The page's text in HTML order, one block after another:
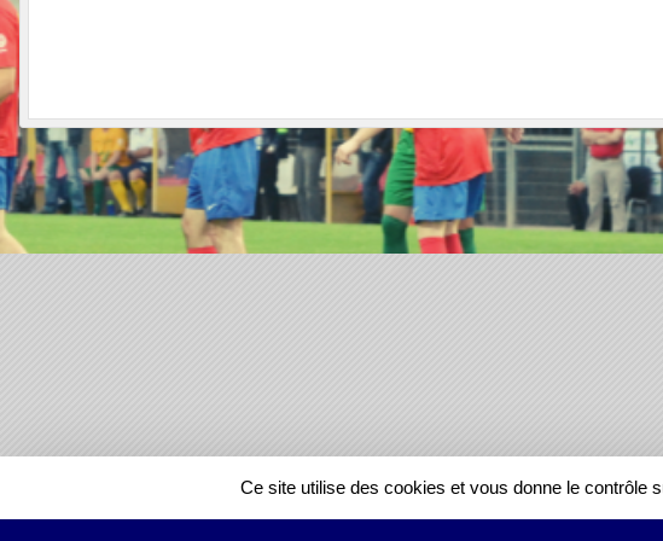
REGIONS
Ce site utilise des cookies et vous donne le contrôle